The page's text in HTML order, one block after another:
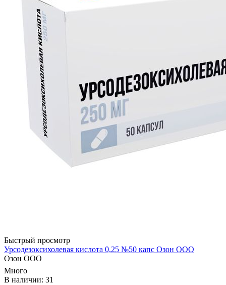
Быстрый просмотр
Урсодезоксихолевая кислота 0,25 №50 капс Озон ООО
Озон ООО
Много
В наличии: 31